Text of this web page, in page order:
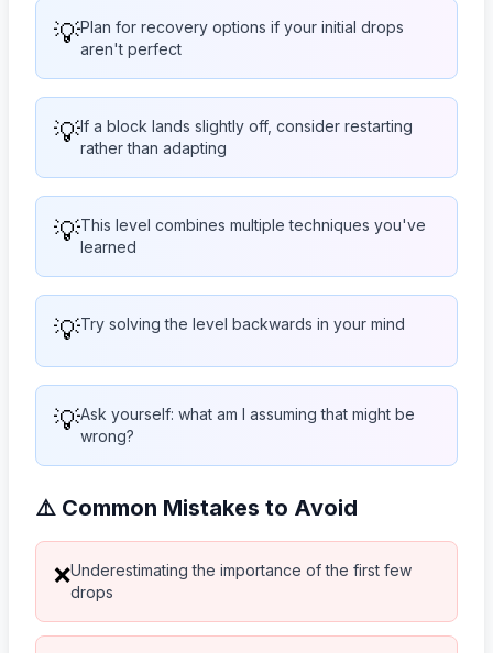
💡Plan for recovery options if your initial drops
aren't perfect
💡If a block lands slightly off, consider restarting
rather than adapting
💡This level combines multiple techniques you've
learned
💡Try solving the level backwards in your mind
💡Ask yourself: what am I assuming that might be
wrong?
⚠️ Common Mistakes to Avoid
❌Underestimating the importance of the first few
drops